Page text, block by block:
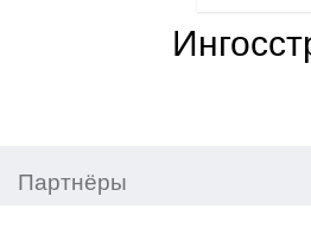
Партнёры